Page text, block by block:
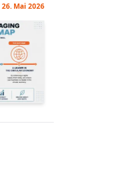
26. Mai 2026